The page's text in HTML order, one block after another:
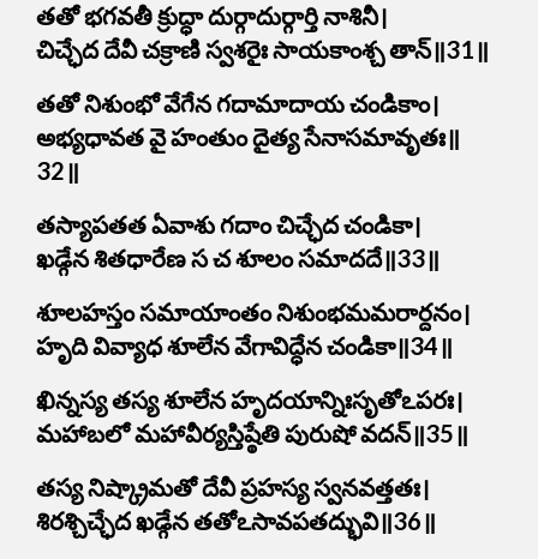
తతో భగవతీ క్రుద్ధా దుర్గాదుర్గార్తి నాశినీ।
చిచ్ఛేద దేవీ చక్రాణి స్వశరైః సాయకాంశ్చ తాన్॥31॥
తతో నిశుంభో వేగేన గదామాదాయ చండికాం।
అభ్యధావత వై హంతుం దైత్య సేనాసమావృతః॥
32॥
తస్యాపతత ఏవాశు గదాం చిచ్ఛేద చండికా।
ఖడ్గేన శితధారేణ స చ శూలం సమాదదే॥33॥
శూలహస్తం సమాయాంతం నిశుంభమమరార్దనం।
హృది వివ్యాధ శూలేన వేగావిద్ధేన చండికా॥34॥
ఖిన్నస్య తస్య శూలేన హృదయాన్నిఃసృతోఽపరః।
మహాబలో మహావీర్యస్తిష్ఠేతి పురుషో వదన్॥35॥
తస్య నిష్క్రామతో దేవీ ప్రహస్య స్వనవత్తతః।
శిరశ్చిచ్ఛేద ఖడ్గేన తతోఽసావపతద్భువి॥36॥